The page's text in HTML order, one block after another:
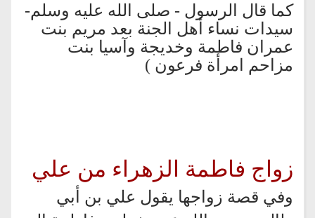
كما قال الرسول - صلى الله عليه وسلم-
سيدات نساء أهل الجنة بعد مريم بنت
عمران فاطمة وخديجة وآسيا بنت
مزاحم امرأة فرعون )
زواج فاطمة الزهراء من علي
وفي قصة زواجها يقول علي بن أبي